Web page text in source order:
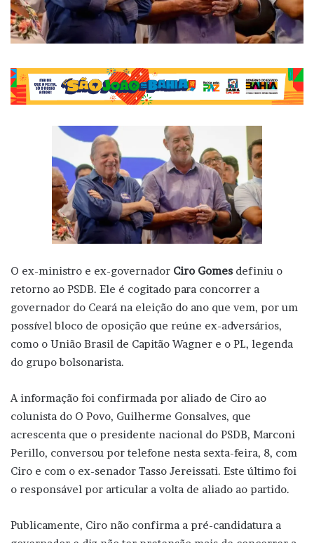
O ex-ministro e ex-governador Ciro Gomes definiu o
retorno ao PSDB. Ele é cogitado para concorrer a
governador do Ceará na eleição do ano que vem, por um
possível bloco de oposição que reúne ex-adversários,
como o União Brasil de Capitão Wagner e o PL, legenda
do grupo bolsonarista.
A informação foi confirmada por aliado de Ciro ao
colunista do O Povo, Guilherme Gonsalves, que
acrescenta que o presidente nacional do PSDB, Marconi
Perillo, conversou por telefone nesta sexta-feira, 8, com
Ciro e com o ex-senador Tasso Jereissati. Este último foi
o responsável por articular a volta de aliado ao partido.
Publicamente, Ciro não confirma a pré-candidatura a